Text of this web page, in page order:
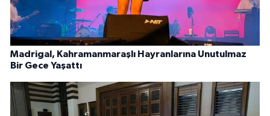
Madrigal, Kahramanmaraşlı Hayranlarına Unutulmaz
Bir Gece Yaşattı